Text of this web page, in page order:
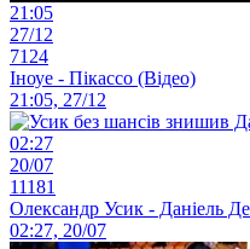
21:05
27/12
7124
Іноуе - Пікассо (Відео)
21:05, 27/12
02:27
20/07
11181
Олександр Усик - Даніель
02:27, 20/07